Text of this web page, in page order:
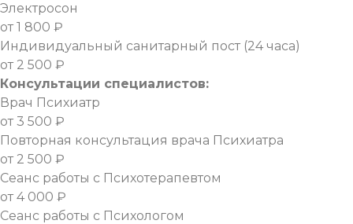
Электросон
от 1 800 ₽
Индивидуальный санитарный пост (24 часа)
от 2 500 ₽
Консультации специалистов:
Врач Психиатр
от 3 500 ₽
Повторная консультация врача Психиатра
от 2 500 ₽
Сеанс работы с Психотерапевтом
от 4 000 ₽
Сеанс работы с Психологом